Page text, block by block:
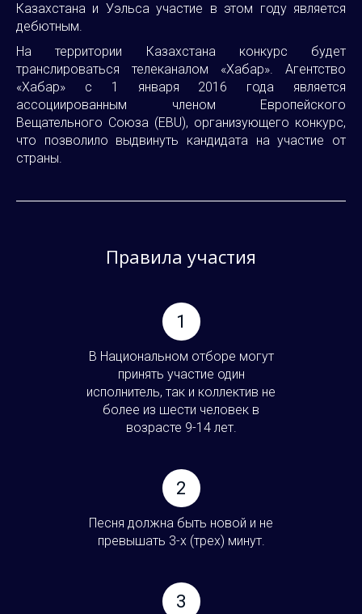
Казахстана и Уэльса участие в этом году является
дебютным.
На территории Казахстана конкурс будет
транслироваться телеканалом «Хабар». Агентство
«Хабар» c 1 января 2016 года является
ассоциированным членом Европейского
Вещательного Союза (EBU), организующего конкурс,
что позволило выдвинуть кандидата на участие от
страны.
Правила участия
1
В Национальном отборе могут
принять участие один
исполнитель, так и коллектив не
более из шести человек в
возрасте 9-14 лет.
2
Песня должна быть новой и не
превышать 3-х (трех) минут.
3